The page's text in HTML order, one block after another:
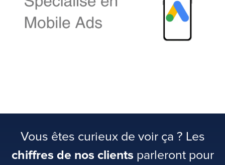
Vous êtes curieux de voir ça ? Les
chiffres de nos clients parleront pour